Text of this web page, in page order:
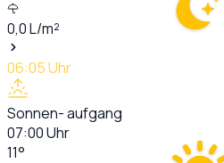
0,0L/m²
06:05Uhr
Sonnen- aufgang
07:00Uhr
11°